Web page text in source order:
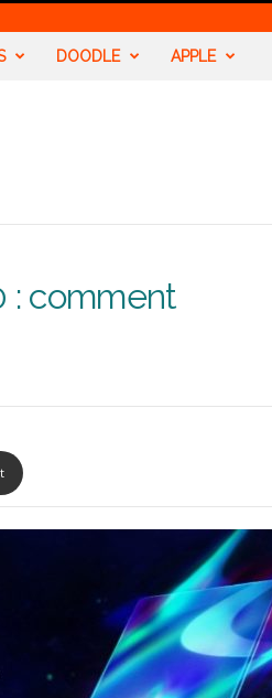
DOODLE APPLE
: comment